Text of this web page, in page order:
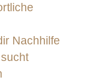
Nachhilfe